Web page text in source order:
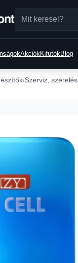
AkciókKifutókBlog
Szerviz, szerelés